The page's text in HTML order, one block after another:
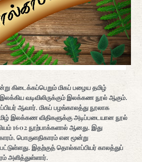
கிடைக்கப்பெறும் மிகப் பழைய தமிழ்
வடிவிலிருக்கும் இலக்கண நூல் ஆகும்.
ஆவார். மிகப் பழங்காலத்து நூலாக
இலக்கண விதிகளுக்கு அடிப்படையான நூல்
1602 நூற்பாக்களால் ஆனது. இது
பொருளதிகாரம் என மூன்று
இதற்குத் தொல்காப்பியர் காலத்துப்
அளித்துள்ளார்.